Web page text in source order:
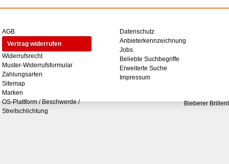
AGB
Vertrag widerrufen
Widerrufsrecht
Muster-Widerrufsformular
Zahlungsarten
Sitemap
Marken
OS-Plattform / Beschwerde /
Streitschlichtung
Datenschutz
Anbieterkennzeichnung
Jobs
Beliebte Suchbegriffe
Erweiterte Suche
Impressum
Bieberer